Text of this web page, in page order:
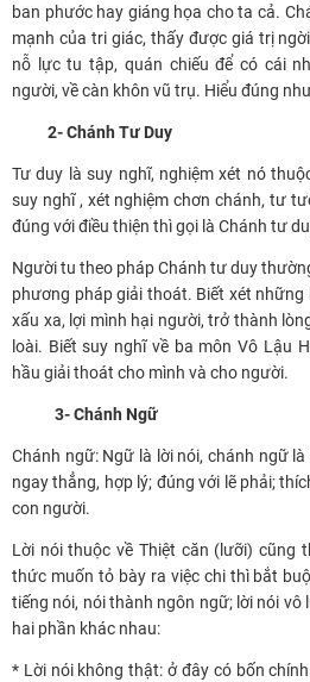
ban phước hay giáng họa cho ta cả.
mạnh của tri giác, thấy được giá trị
nỗ lực tu tập, quán chiếu để có cái
người, về càn khôn vũ trụ. Hiểu đúng
2- Chánh Tư Duy
Tư duy là suy nghĩ, nghiệm xét nó
suy nghĩ , xét nghiệm chơn chánh, tư
đúng với điều thiện thì gọi là Chánh tư
Người tu theo pháp Chánh tư duy
phương pháp giải thoát. Biết xét những
xấu xa, lợi mình hại người, trở thành
loài. Biết suy nghĩ về ba môn Vô Lậu
hầu giải thoát cho mình và cho người.
3- Chánh Ngữ
Chánh ngữ: Ngữ là lời nói, chánh ngữ
ngay thẳng, hợp lý; đúng với lẽ phải;
con người.
Lời nói thuộc về Thiệt căn (lưỡi) cũng
thức muốn tỏ bày ra việc chi thì bắt
tiếng nói, nói thành ngôn ngữ; lời nói
hai phần khác nhau:
* Lời nói không thật: ở đây có bốn